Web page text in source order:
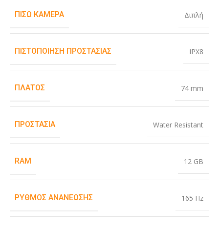
ΠΊΣΩ ΚΆΜΕΡΑ Διπλή
ΠΙΣΤΟΠΟΊΗΣΗ ΠΡΟΣΤΑΣΊΑΣ IPX8
ΠΛΆΤΟΣ 74 mm
ΠΡΟΣΤΑΣΊΑ Water Resistant
RAM 12 GB
ΡΥΘΜΌΣ ΑΝΑΝΈΩΣΗΣ 165 Hz